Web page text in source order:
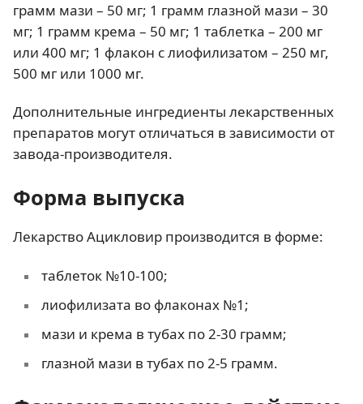
грамм мази – 50 мг; 1 грамм глазной мази – 30
мг; 1 грамм крема – 50 мг; 1 таблетка – 200 мг
или 400 мг; 1 флакон с лиофилизатом – 250 мг,
500 мг или 1000 мг.
Дополнительные ингредиенты лекарственных
препаратов могут отличаться в зависимости от
завода-производителя.
Форма выпуска
Лекарство Ацикловир производится в форме:
таблеток №10-100;
лиофилизата во флаконах №1;
мази и крема в тубах по 2-30 грамм;
глазной мази в тубах по 2-5 грамм.